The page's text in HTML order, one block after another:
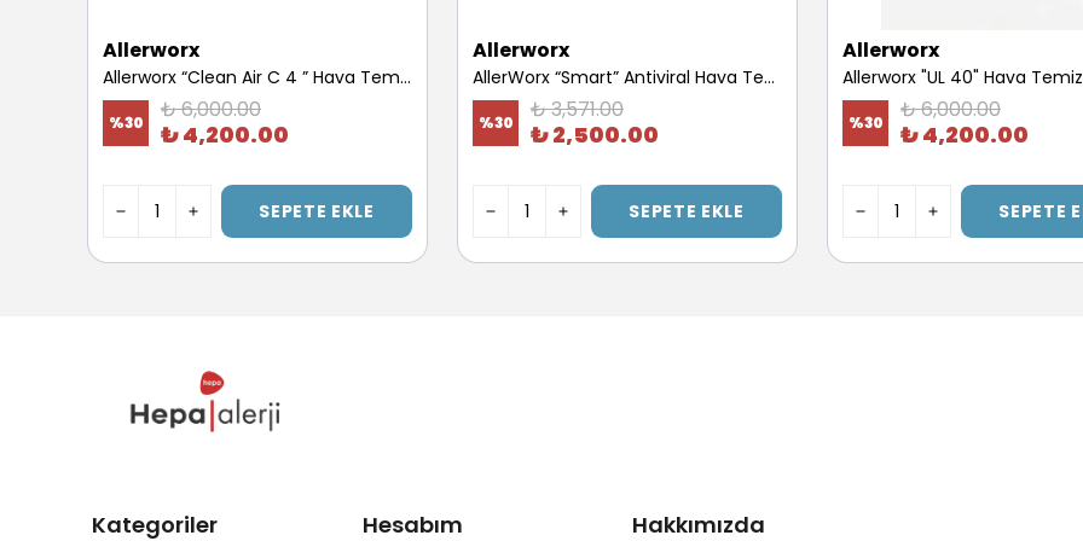
Allerworx
Allerworx “Clean Air C 4 ” Hava Temizleme Cihazı “Yedek Filtre” (40m2)
%30 ₺ 6,000.00
₺ 4,200.00
SEPETE EKLE
Allerworx
AllerWorx “Smart” Antiviral Hava Temizleme Cihazı “Yedek Filtre” (20m2)
%30 ₺ 3,571.00
₺ 2,500.00
SEPETE EKLE
Allerworx
%30 ₺ 6,000.00
₺ 4,200.00
SEPETE
Kategoriler Hesabım Hakkımızda